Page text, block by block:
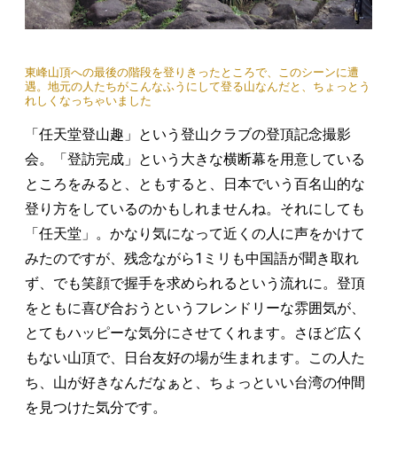
東峰山頂への最後の階段を登りきったところで、このシーンに遭
遇。地元の人たちがこんなふうにして登る山なんだと、ちょっとう
れしくなっちゃいました
「任天堂登山趣」という登山クラブの登頂記念撮影
会。「登訪完成」という大きな横断幕を用意している
ところをみると、ともすると、日本でいう百名山的な
登り方をしているのかもしれませんね。それにしても
「任天堂」。かなり気になって近くの人に声をかけて
みたのですが、残念ながら1ミリも中国語が聞き取れ
ず、でも笑顔で握手を求められるという流れに。登頂
をともに喜び合おうというフレンドリーな雰囲気が、
とてもハッピーな気分にさせてくれます。さほど広く
もない山頂で、日台友好の場が生まれます。この人た
ち、山が好きなんだなぁと、ちょっといい台湾の仲間
を見つけた気分です。